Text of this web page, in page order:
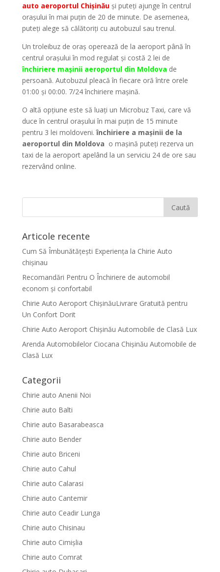
auto aeroportul Chișinău și puteți ajunge în centrul
orașului în mai puțin de 20 de minute. De asemenea,
puteți alege să călătoriți cu autobuzul sau trenul.
Un troleibuz de oraș operează de la aeroport până în
centrul orașului în mod regulat și costă 2 lei de
închiriere mașinii aeroportul din Moldova de
persoană. Autobuzul pleacă în fiecare oră între orele
01:00 și 00:00. 7/24 închiriere mașină.
O altă opțiune este să luați un Microbuz Taxi, care vă
duce în centrul orașului în mai puțin de 15 minute
pentru 3 lei moldoveni.închiriere a mașinii de la
aeroportul din Moldova o mașină puteți rezerva un
taxi de la aeroport apelând la un serviciu 24 de ore sau
rezervând online.
Articole recente
Cum Să Îmbunătățești Experiența la Chirie Auto
chişinau
Recomandări Pentru O Închiriere de automobil
econom și confortabil
Chirie Auto Aeroport ChișinăuLivrare Gratuită pentru
Un Confort Dorit
Chirie Auto Aeroport Chișinău Automobile de Clasă Lux
Arenda Automobilelor Ciocana Chișinău Automobile de
Clasă Lux
Categorii
Chirie auto Anenii Noi
Chirie auto Balti
Chirie auto Basarabeasca
Chirie auto Bender
Chirie auto Briceni
Chirie auto Cahul
Chirie auto Calarasi
Chirie auto Cantemir
Chirie auto Ceadir Lunga
Chirie auto Chisinau
Chirie auto Cimișlia
Chirie auto Comrat